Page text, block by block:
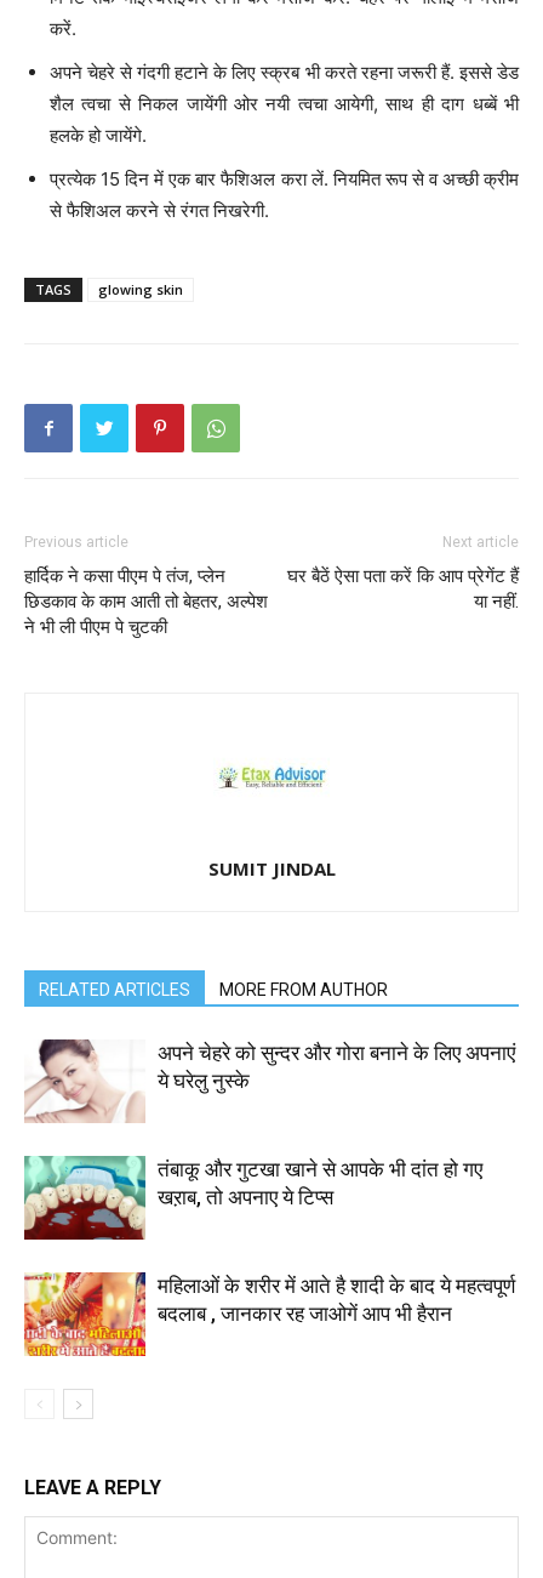
करें.
अपने चेहरे से गंदगी हटाने के लिए स्क्रब भी करते रहना जरूरी हैं. इससे डेड
शैल त्वचा से निकल जायेंगी ओर नयी त्वचा आयेगी, साथ ही दाग धब्बें भी
हलके हो जायेंगे.
प्रत्येक 15 दिन में एक बार फैशिअल करा लें. नियमित रूप से व अच्छी क्रीम
से फैशिअल करने से रंगत निखरेगी.
TAGS glowing skin
Previous article
हार्दिक ने कसा पीएम पे तंज, प्लेन
छिडकाव के काम आती तो बेहतर, अल्पेश
ने भी ली पीएम पे चुटकी
Next article
घर बैठें ऐसा पता करें कि आप प्रेगेंट हैं
या नहीं.
SUMIT JINDAL
RELATED ARTICLES MORE FROM AUTHOR
अपने चेहरे को सुन्दर और गोरा बनाने के लिए अपनाएं
ये घरेलु नुस्के
तंबाकू और गुटखा खाने से आपके भी दांत हो गए
खऱाब, तो अपनाए ये टिप्स
महिलाओं के शरीर में आते है शादी के बाद ये महत्वपूर्ण
बदलाब , जानकार रह जाओगें आप भी हैरान
LEAVE A REPLY